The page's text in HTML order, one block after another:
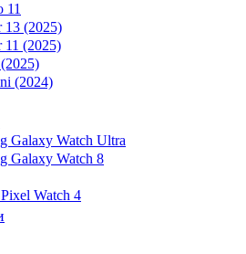
11
13 (2025)
11 (2025)
(2024)
Galaxy Watch Ultra
Galaxy Watch 8
Watch 4